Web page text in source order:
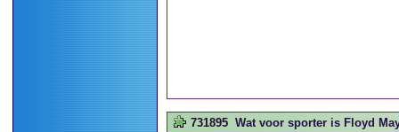
731895 Wat voor sporter is Floyd